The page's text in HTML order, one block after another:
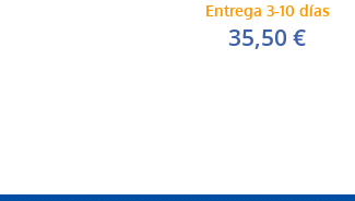
Entrega 3-10 días
35,50 €